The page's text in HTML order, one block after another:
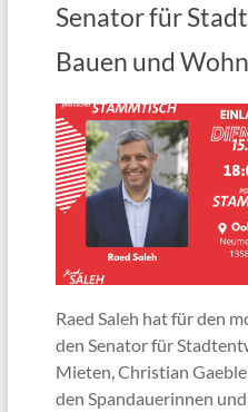
Senator für
Bauen und
Raed Saleh hat für den
den Senator für
Mieten, Christian
den Spandauerinnen